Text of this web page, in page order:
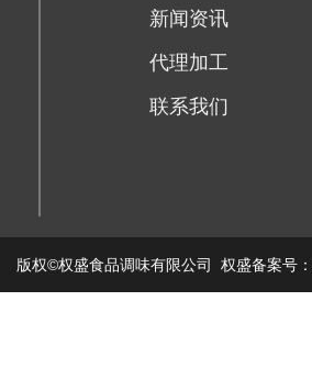
新闻资讯
代理加工
联系我们
版权©权盛食品调味有限公司 权盛备案号：